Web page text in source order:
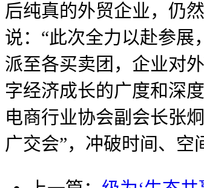
后纯真的外贸企业，仍
说：“此次全力以赴参展
派至各买卖团，企业对
字经济成长的广度和深
电商行业协会副会长张
广交会”，冲破时间、空